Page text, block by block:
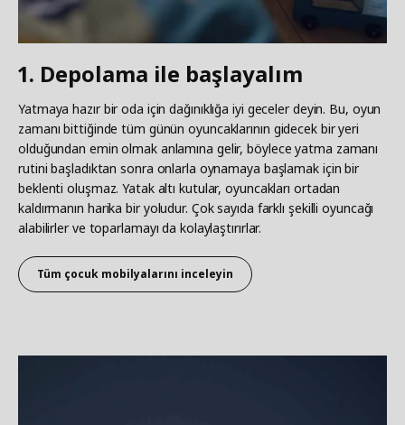
1. Depolama ile başlayalım
Yatmaya hazır bir oda için dağınıklığa iyi geceler deyin. Bu, oyun
zamanı bittiğinde tüm günün oyuncaklarının gidecek bir yeri
olduğundan emin olmak anlamına gelir, böylece yatma zamanı
rutini başladıktan sonra onlarla oynamaya başlamak için bir
beklenti oluşmaz. Yatak altı kutular, oyuncakları ortadan
kaldırmanın harika bir yoludur. Çok sayıda farklı şekilli oyuncağı
alabilirler ve toparlamayı da kolaylaştırırlar.​
Tüm çocuk mobilyalarını inceleyin